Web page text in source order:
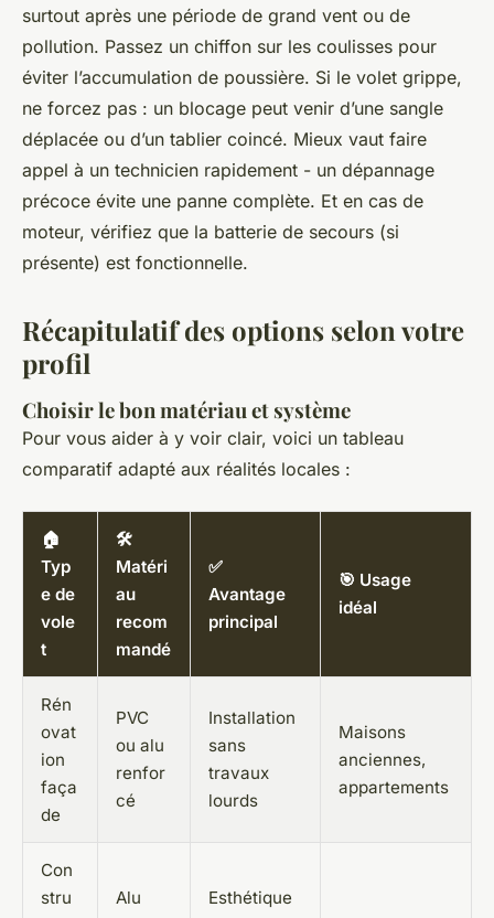
surtout après une période de grand vent ou de
pollution. Passez un chiffon sur les coulisses pour
éviter l’accumulation de poussière. Si le volet grippe,
ne forcez pas : un blocage peut venir d’une sangle
déplacée ou d’un tablier coincé. Mieux vaut faire
appel à un technicien rapidement - un dépannage
précoce évite une panne complète. Et en cas de
moteur, vérifiez que la batterie de secours (si
présente) est fonctionnelle.
Récapitulatif des options selon votre
profil
Choisir le bon matériau et système
Pour vous aider à y voir clair, voici un tableau
comparatif adapté aux réalités locales :
🏠
Typ
e de
vole
t
🛠️
Matéri
au
recom
mandé
✅
Avantage
principal
🎯 Usage
idéal
Rén
ovat
ion
faça
de
PVC
ou alu
renfor
cé
Installation
sans
travaux
lourds
Maisons
anciennes,
appartements
Con
stru
Alu
Esthétique